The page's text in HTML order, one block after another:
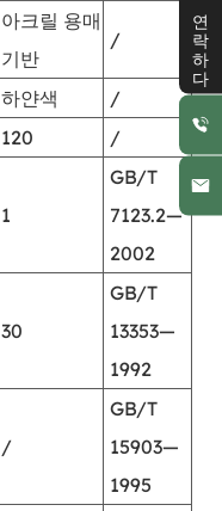
아크릴 용매
기반
/
하얀색
/
120 /
1
GB/T
7123.2—
2002
30
GB/T
13353—
1992
/
GB/T
15903—
1995
연락하다